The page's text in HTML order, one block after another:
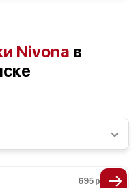
Nivona в
695 р